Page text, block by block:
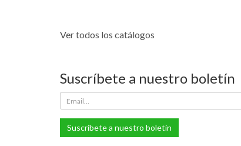
Ver todos los catálogos
Suscríbete a nuestro boletín
Suscríbete a nuestro boletín